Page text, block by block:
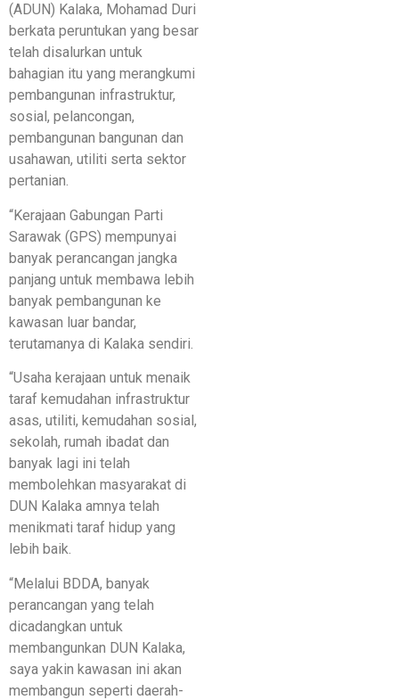
(ADUN) Kalaka, Mohamad Duri
berkata peruntukan yang besar
telah disalurkan untuk
bahagian itu yang merangkumi
pembangunan infrastruktur,
sosial, pelancongan,
pembangunan bangunan dan
usahawan, utiliti serta sektor
pertanian.
“Kerajaan Gabungan Parti
Sarawak (GPS) mempunyai
banyak perancangan jangka
panjang untuk membawa lebih
banyak pembangunan ke
kawasan luar bandar,
terutamanya di Kalaka sendiri.
“Usaha kerajaan untuk menaik
taraf kemudahan infrastruktur
asas, utiliti, kemudahan sosial,
sekolah, rumah ibadat dan
banyak lagi ini telah
membolehkan masyarakat di
DUN Kalaka amnya telah
menikmati taraf hidup yang
lebih baik.
“Melalui BDDA, banyak
perancangan yang telah
dicadangkan untuk
membangunkan DUN Kalaka,
saya yakin kawasan ini akan
membangun seperti daerah-